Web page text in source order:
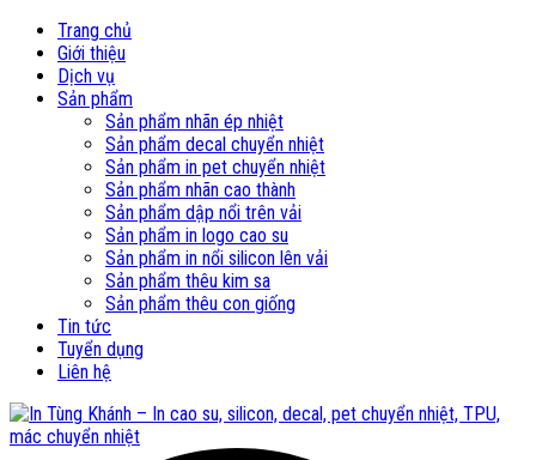
Trang chủ
Giới thiệu
Dịch vụ
Sản phẩm
Sản phẩm nhãn ép nhiệt
Sản phẩm decal chuyển nhiệt
Sản phẩm in pet chuyển nhiệt
Sản phẩm nhãn cao thành
Sản phẩm dập nổi trên vải
Sản phẩm in logo cao su
Sản phẩm in nổi silicon lên vải
Sản phẩm thêu kim sa
Sản phẩm thêu con giống
Tin tức
Tuyển dụng
Liên hệ